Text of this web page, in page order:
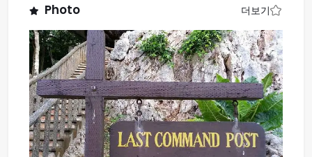
Photo 더보기